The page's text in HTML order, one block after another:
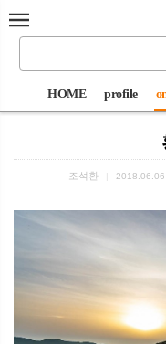
HOME profile
조석환